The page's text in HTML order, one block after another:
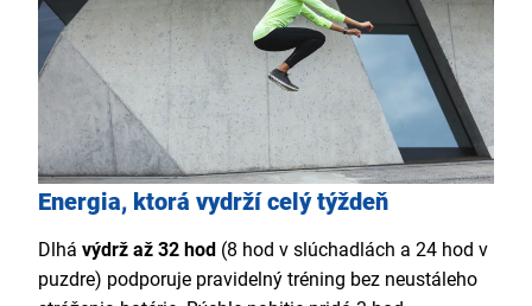
Energia, ktorá vydrží celý týždeň
Dlhá výdrž až 32 hod (8 hod v slúchadlách a 24 hod v
puzdre) podporuje pravidelný tréning bez neustáleho